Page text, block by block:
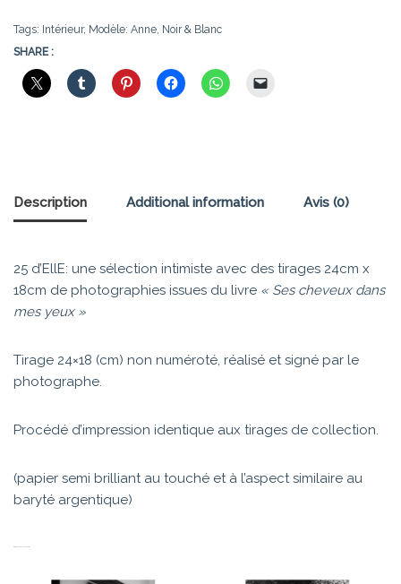
Tags: Intérieur, Modèle: Anne, Noir & Blanc
SHARE :
Description Additional information Avis (0)
25 d’EllE: une sélection intimiste avec des tirages 24cm x
18cm de photographies issues du livre « Ses cheveux dans
mes yeux »
Tirage 24×18 (cm) non numéroté, réalisé et signé par le
photographe.
Procédé d’impression identique aux tirages de collection.
(papier semi brilliant au touché et à l’aspect similaire au
baryté argentique)